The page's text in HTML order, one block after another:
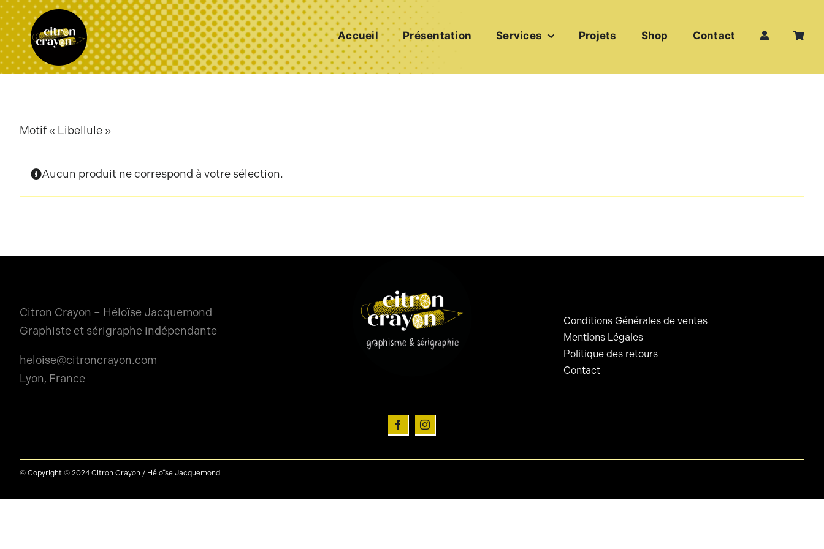
Passer
au
contenu
Accueil Présentation Services Projets Shop Contact
Motif « Libellule »
Aucun produit ne correspond à votre sélection.
Citron Crayon – Héloïse Jacquemond
Graphiste et sérigraphe indépendante
heloise@citroncrayon.com
Lyon, France
Conditions Générales de ventes
Mentions Légales
Politique des retours
Contact
© Copyright © 2024 Citron Crayon / Héloïse Jacquemond